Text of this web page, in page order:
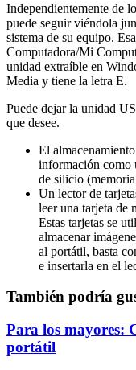
Independientemente de
puede seguir viéndola
sistema de su equipo.
Computadora/Mi
unidad extraíble en
Media y tiene la letra E.
Puede dejar la unidad
que desee.
El
información
de silicio
Un lector de
leer una tarjeta de
Estas tarjetas se
almacenar
al portátil, basta
e insertarla en el
También podría
Para los mayores:
portátil